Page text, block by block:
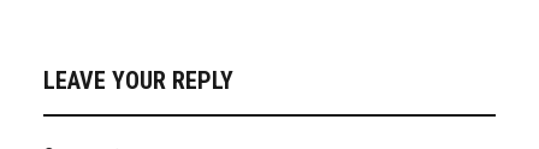
LEAVE YOUR REPLY